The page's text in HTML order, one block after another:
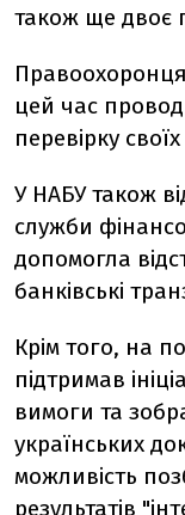
також ще двоє
цей час
перевірку
У НАБУ також
служби
допомогла
банківські
Крім того, на
підтримав
вимоги та
українських
можливість
результатів